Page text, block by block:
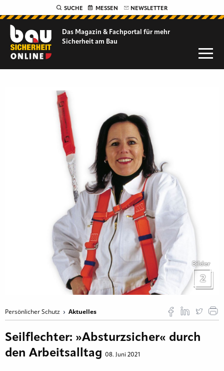
SUCHE MESSEN NEWSLETTER
Das Magazin & Fachportal für mehr
Sicherheit am Bau
Bilder
2
Persönlicher Schutz Aktuelles
Seilflechter: »Absturzsicher« durch
den Arbeitsalltag 08. Juni 2021